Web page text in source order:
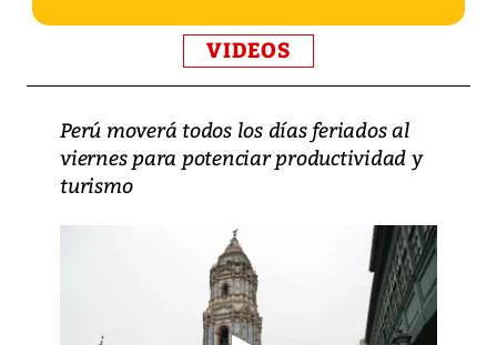
VIDEOS
Perú moverá todos los días feriados al
viernes para potenciar productividad y
turismo